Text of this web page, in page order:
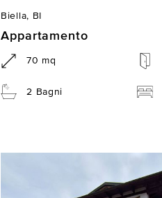
Biella, BI
Appartamento
70 mq
2 Bagni